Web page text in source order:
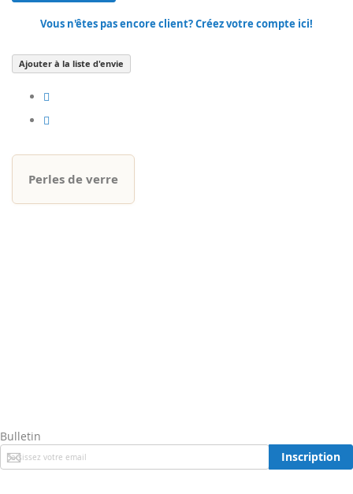
Vous n'êtes pas encore client? Créez votre compte ici!
Ajouter à la liste d'envie
Perles de verre
Bulletin
Inscription
à
Inscription